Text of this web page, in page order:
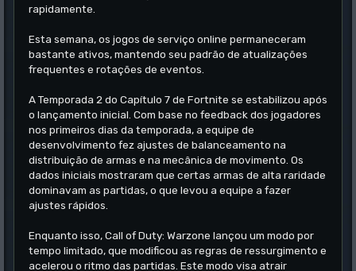
rapidamente.
Esta semana, os jogos de serviço online permaneceram
bastante ativos, mantendo seu padrão de atualizações
frequentes e rotações de eventos.
A Temporada 2 do Capítulo 7 de Fortnite se estabilizou após
o lançamento inicial. Com base no feedback dos jogadores
nos primeiros dias da temporada, a equipe de
desenvolvimento fez ajustes de balanceamento na
distribuição de armas e na mecânica de movimento. Os
dados iniciais mostraram que certas armas de alta raridade
dominavam as partidas, o que levou a equipe a fazer
ajustes rápidos.
Enquanto isso, Call of Duty: Warzone lançou um modo por
tempo limitado, que modificou as regras de ressurgimento e
acelerou o ritmo das partidas. Este modo visa atrair